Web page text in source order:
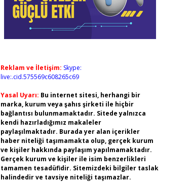
Reklam ve İletişim: Skype:
live:.cid.575569c608265c69
Yasal Uyarı: Bu internet sitesi, herhangi bir
marka, kurum veya şahıs şirketi ile hiçbir
bağlantısı bulunmamaktadır. Sitede yalnızca
kendi hazırladığımız makaleler
paylaşılmaktadır. Burada yer alan içerikler
haber niteliği taşımamakta olup, gerçek kurum
ve kişiler hakkında paylaşım yapılmamaktadır.
Gerçek kurum ve kişiler ile isim benzerlikleri
tamamen tesadüfidir. Sitemizdeki bilgiler taslak
halindedir ve tavsiye niteliği taşımazlar.